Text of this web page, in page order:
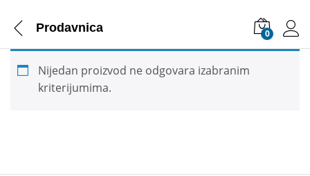
Prodavnica 0
Nijedan proizvod ne odgovara izabranim
kriterijumima.